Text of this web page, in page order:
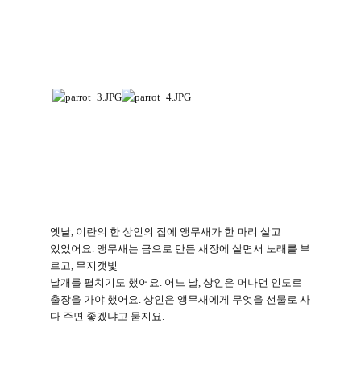
옛날 , 이란의 한 상인의 집에 앵무새가 한 마리 살고
있었어요 .앵무새는 금으로 만든 새장에 살면서 노래를 부
르고 무지갯빛
날개를 펼치기도 했어요 어느 날 ,상인은 머나먼 인도로
출장을 가야 했어요 .상인은 앵무새에게 무엇을 선물로 사
다 주면 좋겠냐고 묻지요